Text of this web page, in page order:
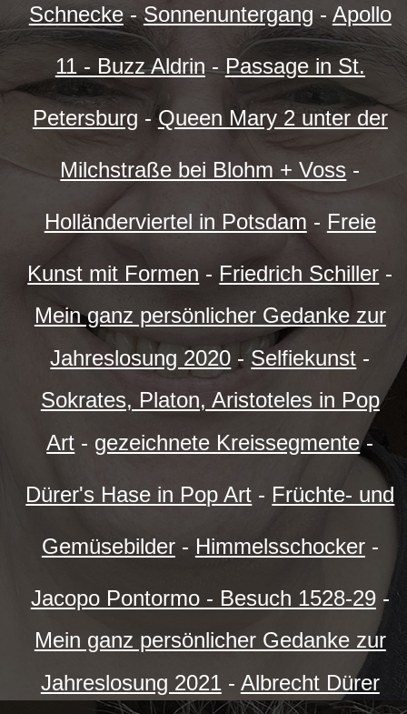
Schnecke-Sonnenuntergang - Apollo
11 - Buzz Aldrin-Passage in St.
Petersburg -Queen Mary 2 unter der
Milchstraße bei Blohm + Voss -
Holländerviertel in Potsdam - Freie
Kunst mit Formen - Friedrich Schiller -
Mein ganz persönlicher Gedanke zur
Jahreslosung 2020 - Selfiekunst -
Sokrates, Platon, Aristoteles in Pop
Art - gezeichnete Kreissegmente-
Dürer's Hase in Pop Art - Früchte- und
Gemüsebilder- Himmelsschocker-
Jacopo Pontormo - Besuch 1528-29-
Mein ganz persönlicher Gedanke zur
Jahreslosung 2021- Albrecht Dürer